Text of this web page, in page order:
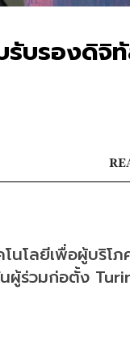
รับรองดิจิ
โลยีเพื่อผู้บริโภ
ผู้ร่วมก่อตั้ง